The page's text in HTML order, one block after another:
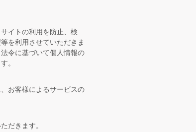
イトの利用を防止、検
を利用させていただきま
令に基づいて個人情報の
。
お客様によるサービスの
だきます。